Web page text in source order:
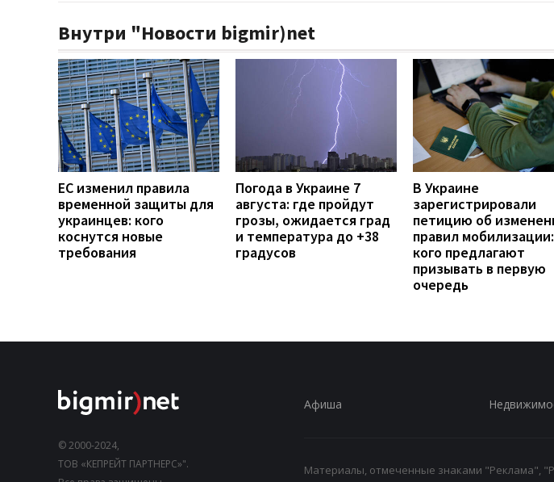
Внутри "Новости bigmir)net
ЕС изменил правила
временной защиты для
украинцев: кого
коснутся новые
требования
Погода в Украине 7
августа: где пройдут
грозы, ожидается град
и температура до +38
градусов
В Украине
зарегистрировали
петицию об
правил мобилизации:
кого предлагают
призывать в первую
очередь
© 2000-2024,
ТОВ «КЕПРЕЙТ ПАРТНЕРС»".
Афиша
Материалы, отмеченные знаками "Реклама",